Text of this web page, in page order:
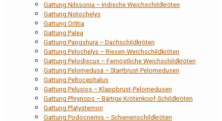
Gattung Nilssonia – Indische Weichschildkröten
Gattung Notochelys
Gattung Orlitia
Gattung Palea
Gattung Pangshura – Dachschildkröten
Gattung Pelochelys – Riesen-Weichschildkröten
Gattung Pelodiscus – Fernöstliche Weichschildkröten
Gattung Pelomedusa – Starrbrust-Pelomedusen
Gattung Peltocephalus
Gattung Pelusios – Klappbrust-Pelomedusen
Gattung Phrynops – Bärtige Krötenkopf-Schildkröten
Gattung Platysternon
Gattung Podocnemis – Schienenschildkröten